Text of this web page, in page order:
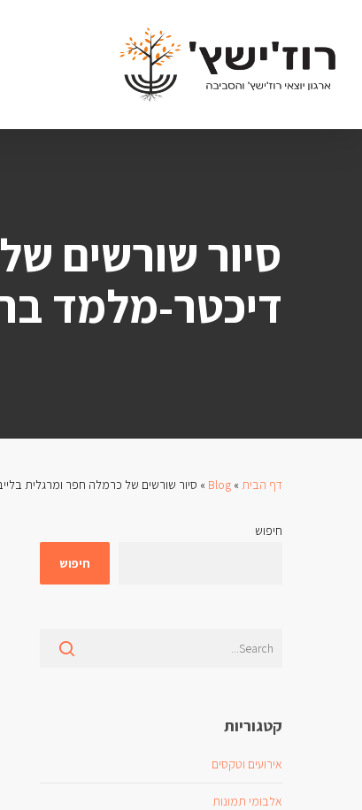
סיור שורשים
דיכטר-מלמד
דף הבית »
Blog
» סיור שורשים של כרמלה חפר ומרגלית
חיפוש
חיפוש
קטגוריות
אירועים וטקסים
אלבומי תמונות